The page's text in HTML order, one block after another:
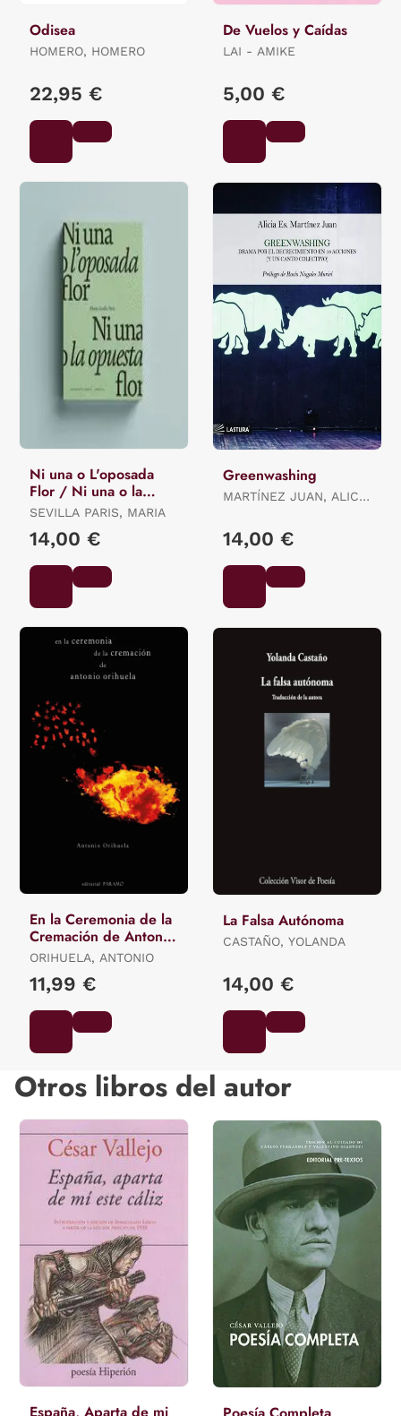
Odisea
HOMERO, HOMERO
22,95 €
De Vuelos y Caídas
LAI - AMIKE
5,00 €
Ni una o L'oposada
Flor / Ni una o la
Opuesta Flor.
SEVILLA PARIS, MARIA
14,00 €
Greenwashing
MARTÍNEZ JUAN, ALICIA
14,00 €
En la Ceremonia de la
Cremación de Antonio
Orihuela
ORIHUELA, ANTONIO
11,99 €
La Falsa Autónoma
CASTAÑO, YOLANDA
14,00 €
Otros libros del autor